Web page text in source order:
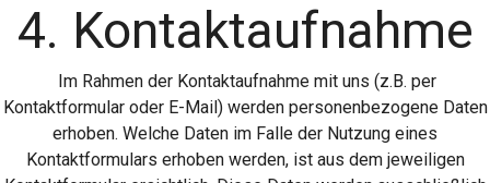
4. Kontaktaufnahme
Im Rahmen der Kontaktaufnahme mit uns (z.B. per
Kontaktformular oder E-Mail) werden personenbezogene Daten
erhoben. Welche Daten im Falle der Nutzung eines
Kontaktformulars erhoben werden, ist aus dem jeweiligen